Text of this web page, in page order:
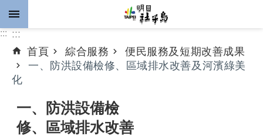
跳到主要內容區塊
進
階
搜
::: :::
首頁
綜合服務
便民服務及短期改善成果
一、防洪設備檢修、區域排水改善及河濱綠美
化
一、防洪設備檢
修、區域排水改善